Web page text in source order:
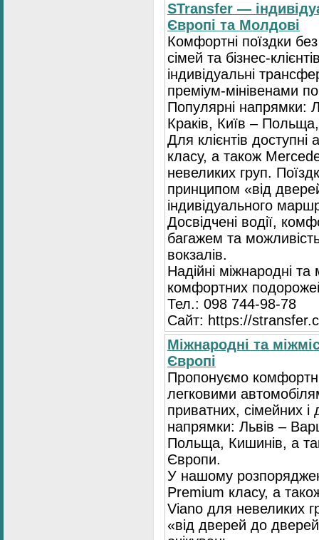
STransfer —
Європі та Молдові
Комфортні поїздки
сімей та бізнес-
індивідуальні
преміум-мінівенами
Популярні напрямки:
Краків, Київ –
Для клієнтів
класу, а також
невеликих груп.
принципом «від
індивідуального
Досвідчені водії,
багажем та
вокзалів.
Надійні міжнародні
комфортних
Тел.: 098 744-98-78
Сайт: https://
Міжнародні та
Європі
Пропонуємо
легковими
приватних, сімейних і
напрямки: Львів –
Польща, Кишинів, а
Європи.
У нашому
Premium класу, а
Viano для невеликих
«від дверей до